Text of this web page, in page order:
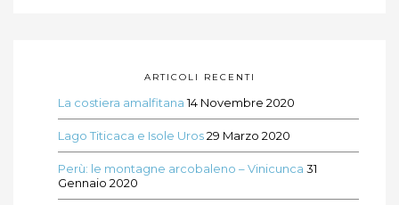
ARTICOLI RECENTI
La costiera amalfitana 14 Novembre 2020
Lago Titicaca e Isole Uros29 Marzo 2020
Perù: le montagne arcobaleno – Vinicunca 31
Gennaio 2020